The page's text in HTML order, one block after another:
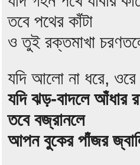
তবে পথের কাঁটা
ও তুই রক্তমাখা
যদি আলো না ধরে,
যদি ঝড়-বাদলে আঁধার
তবে বজ্রানলে
আপন বুকের পাঁজর